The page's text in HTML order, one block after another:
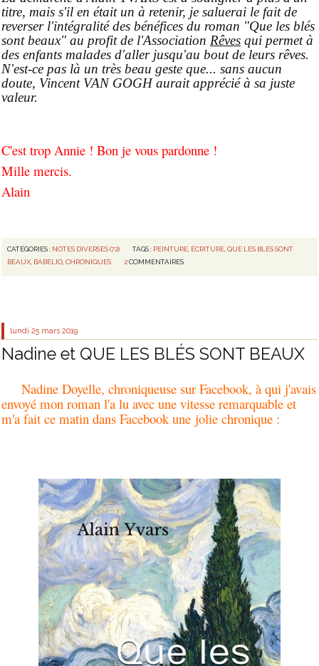
titre, mais s'il en était un à retenir, je saluerai le fait de
reverser l'intégralité des bénéfices du roman "Que les blés
sont beaux" au profit de l'Association Rêves qui permet à
des enfants malades d'aller jusqu'au bout de leurs rêves.
N'est-ce pas là un très beau geste que... sans aucun
doute, Vincent VAN GOGH aurait apprécié à sa juste
valeur.
C'est trop Annie ! Bon je vous pardonne !
Mille mercis.
Alain
CATÉGORIES : NOTES DIVERSES (72) TAGS : PEINTURE ÉCRITURE ,QUE LES BLÉS SONT
BEAUX, BABELIO,CHRONIQUES 2 COMMENTAIRES
lundi 25 mars 2019
Nadine et QUE LES BLÉS SONT BEAUX
Nadine Doyelle, chroniqueuse sur Facebook, à qui j'avais
envoyé mon roman l'a lu avec une vitesse remarquable et
m'a fait ce matin dans Facebook une jolie chronique :